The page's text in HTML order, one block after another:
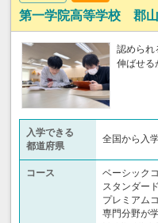
第一学院高等学校 郡
認められ
伸ばせる
入学できる
都道府県
全国から入
コース
ベーシック
スタンダー
プレミアム
専門分野が